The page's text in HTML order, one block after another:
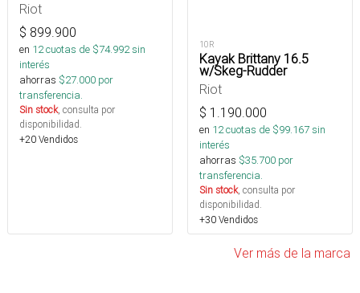
Riot
$ 899.900
en 12cuotas de $74.992sin
interés
ahorras $27.000 por
transferencia.
Sin stock, consulta por
disponibilidad.
+20 Vendidos
10R
Kayak Brittany 16.5
w/Skeg-Rudder
Riot
$ 1.190.000
en 12cuotas de $99.167sin
interés
ahorras $35.700 por
transferencia.
Sin stock, consulta por
disponibilidad.
+30 Vendidos
Ver más de la marca